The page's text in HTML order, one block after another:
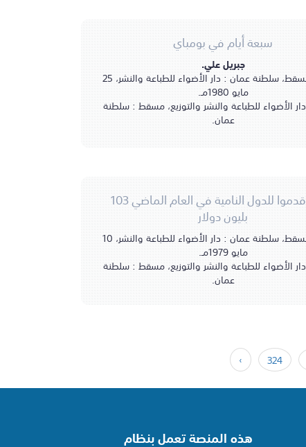
سبعة أيام في بومباي
جبريل علي.
مسقط، سلطنة عمان : دار الأضواء للطباعة والنشر، 25
مايو 1980مـ.
دار الأضواء للطباعة والنشر والتوزيع، مسقط : سلطنة
عمان.
العرب قدموا للدول النامية في العام الماضي 103
بليون دولار
مسقط، سلطنة عمان : دار الأضواء للطباعة والنشر، 10
مايو 1979مـ.
دار الأضواء للطباعة والنشر والتوزيع، مسقط : سلطنة
عمان.
324
›
هذه المنصة تعمل بنظام